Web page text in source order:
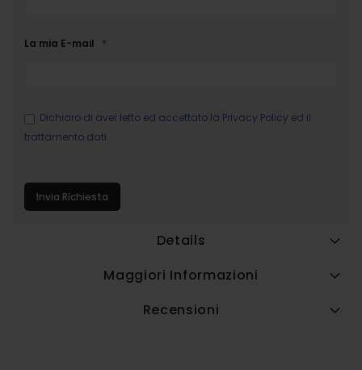
La mia E-mail
Dichiaro di aver letto ed accettato la Privacy Policy ed il
trattamento dati.
Invia Richiesta
Details
Maggiori Informazioni
Recensioni